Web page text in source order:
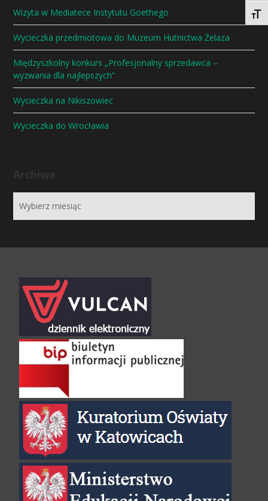
Wizyta w Mediatece Instytutu Goethego
Wycieczka przedmiotowa do Muzeum Hutnictwa Żelaza
Międzyszkolny konkurs „Profesjonalny sprzedawca –
wyzwania dla najlepszych”
Wycieczka na Nikiszowiec
Wycieczka do Wrocławia